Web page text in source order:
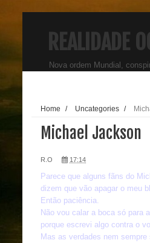
REALIDADE
Nova ordem Mundial,
Home / Uncategories /
Michael Jackson
R.O 17:14
Parece que alguns fãns do
dizem que vão apagar o meu
Então paciência.
Não vou calar a boca só para
porque escrevi algo contra o
Mas as verdades nem sempre